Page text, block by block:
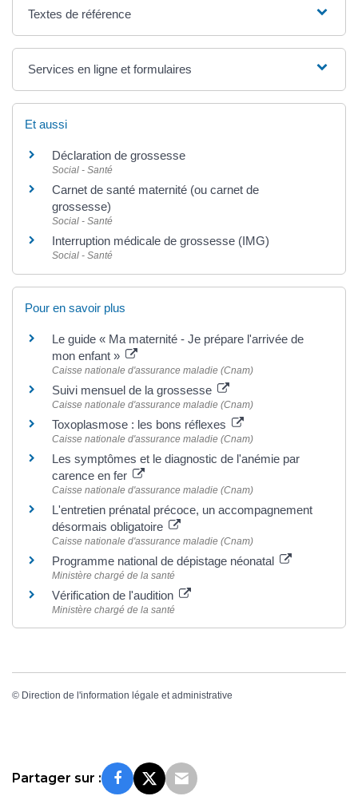
Textes de référence
Services en ligne et formulaires
Et aussi
Déclaration de grossesse
Social - Santé
Carnet de santé maternité (ou carnet de
grossesse)
Social - Santé
Interruption médicale de grossesse (IMG)
Social - Santé
Pour en savoir plus
Le guide « Ma maternité - Je prépare l'arrivée de
mon enfant »
Caisse nationale d'assurance maladie (Cnam)
Suivi mensuel de la grossesse
Caisse nationale d'assurance maladie (Cnam)
Toxoplasmose : les bons réflexes
Caisse nationale d'assurance maladie (Cnam)
Les symptômes et le diagnostic de l'anémie par
carence en fer
Caisse nationale d'assurance maladie (Cnam)
L'entretien prénatal précoce, un accompagnement
désormais obligatoire
Caisse nationale d'assurance maladie (Cnam)
Programme national de dépistage néonatal
Ministère chargé de la santé
Vérification de l'audition
Ministère chargé de la santé
© Direction de l'information légale et administrative
Partager sur :